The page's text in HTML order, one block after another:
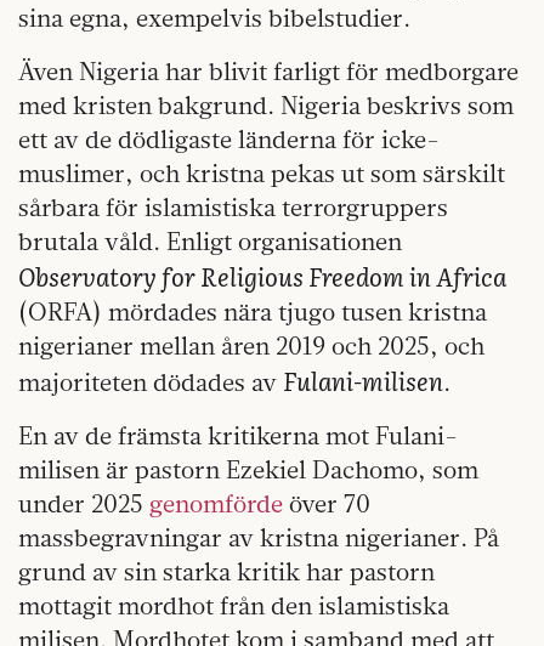
sina egna, exempelvis bibelstudier.
Även Nigeria har blivit farligt för medborgare
med kristen bakgrund. Nigeria beskrivs som
ett av de dödligaste länderna för icke-
muslimer, och kristna pekas ut som särskilt
sårbara för islamistiska terrorgruppers
brutala våld. Enligt organisationen
Observatory for Religious Freedom in Africa
(ORFA) mördades nära tjugo tusen kristna
nigerianer mellan åren 2019 och 2025, och
majoriteten dödades av Fulani-milisen.
En av de främsta kritikerna mot Fulani-
milisen är pastorn Ezekiel Dachomo, som
under 2025 genomförde över 70
massbegravningar av kristna nigerianer. På
grund av sin starka kritik har pastorn
mottagit mordhot från den islamistiska
milisen. Mordhotet kom i samband med att